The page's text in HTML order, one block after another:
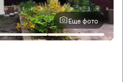
Еще фото